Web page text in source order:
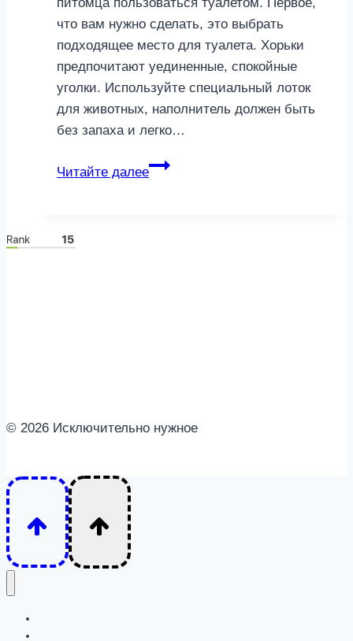
что вам нужно сделать, это выбрать
подходящее место для туалета. Хорьки
предпочитают уединенные, спокойные
уголки. Используйте специальный лоток
для животных, наполнитель должен быть
без запаха и легко…
Читайте далее
Как
© 2026 Исключительно нужное